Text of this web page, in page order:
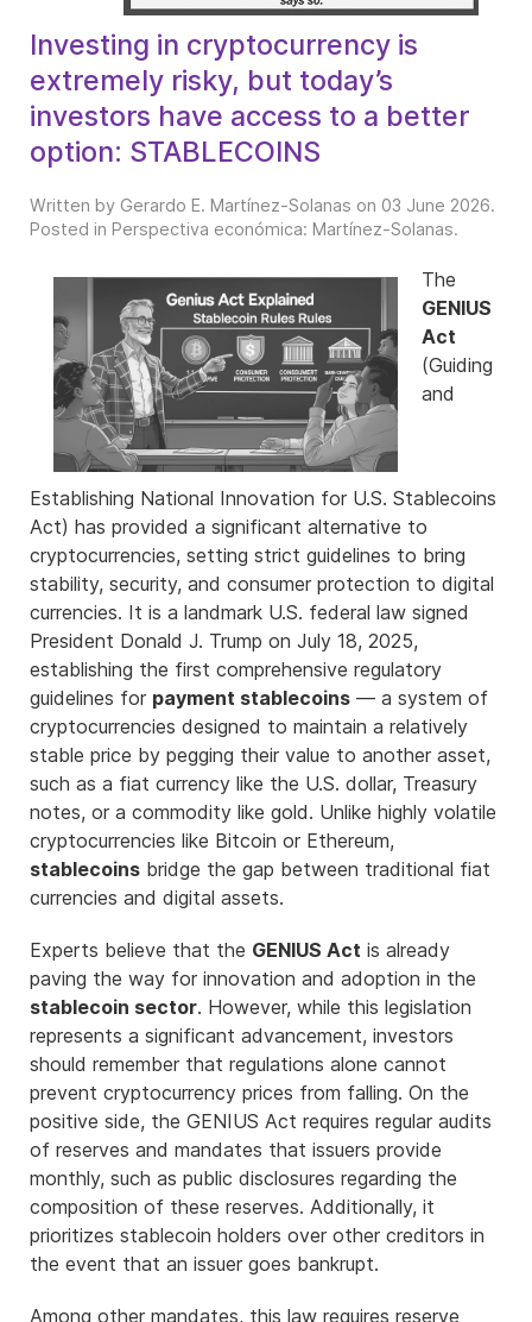
Investing in cryptocurrency is
extremely risky, but today’s
investors have access to a better
option: STABLECOINS
Written by Gerardo E. Martínez-Solanas on 03 June 2026.
Posted in Perspectiva económica: Martínez-Solanas.
The
GENIUS
Act
(Guiding
and
Establishing National Innovation for U.S. Stablecoins
Act) has provided a significant alternative to
cryptocurrencies, setting strict guidelines to bring
stability, security, and consumer protection to digital
currencies. It is a landmark U.S. federal law signed
President Donald J. Trump on July 18, 2025,
establishing the first comprehensive regulatory
guidelines for payment stablecoins — a system of
cryptocurrencies designed to maintain a relatively
stable price by pegging their value to another asset,
such as a fiat currency like the U.S. dollar, Treasury
notes, or a commodity like gold. Unlike highly volatile
cryptocurrencies like Bitcoin or Ethereum,
stablecoins bridge the gap between traditional fiat
currencies and digital assets.
Experts believe that the GENIUS Act is already
paving the way for innovation and adoption in the
stablecoin sector. However, while this legislation
represents a significant advancement, investors
should remember that regulations alone cannot
prevent cryptocurrency prices from falling. On the
positive side, the GENIUS Act requires regular audits
of reserves and mandates that issuers provide
monthly, such as public disclosures regarding the
composition of these reserves. Additionally, it
prioritizes stablecoin holders over other creditors in
the event that an issuer goes bankrupt.
Among other mandates, this law requires reserve